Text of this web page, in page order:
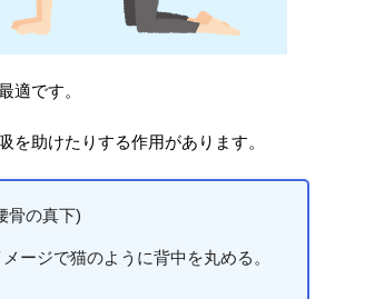
適です。
助けたりする作用があります。
骨の真下)
ージで猫のように背中を丸める。